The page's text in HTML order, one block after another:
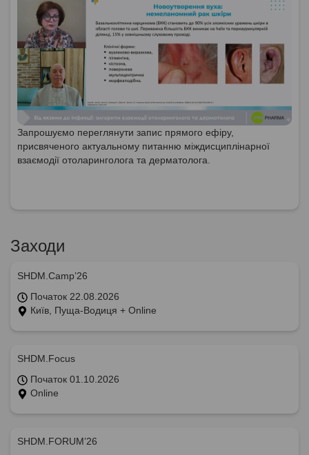
Запрошуємо переглянути запис прямого ефіру,
присвяченого актуальному питанню міждисциплінарної
взаємодії отоларинголога та дерматолога.
Заходи
SHDM.Camp’26
Початок 22.08.2026
Київ, Пуща-Водиця + Online
SHDM.Focus
Початок 01.10.2026
Online
SHDM.FORUM’26